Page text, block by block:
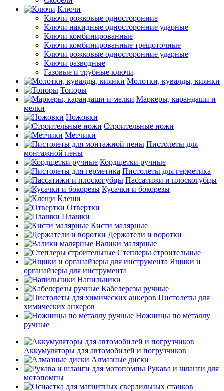
Ключи
Ключи рожковые односторонние
Ключи накидные односторонние ударные
Ключи комбинированные
Ключи комбинированные трещоточные
Ключи рожковые односторонние ударные
Ключи разводные
Газовые и трубные ключи
Молотки, кувалды, киянки
Топоры
Маркеры, карандаши и
мелки
Ножовки
Строительные ножи
Метчики
Пистолеты для
монтажной пены
Кордщетки ручные
Пистолеты для герметика
Пассатижи и плоскогубцы
Кусачки и бокорезы
Клещи
Отвертки
Плашки
Кисти малярные
Держатели и воротки
Валики малярные
Степлеры строительные
Ящики и
органайзеры для инструмента
Напильники
Кабелерезы ручные
Пистолеты для
химических анкеров
Ножницы по металлу
ручные
Аккумуляторы для автомобилей и погрузчиков
Алмазные диски
Рукава и шланги для
мотопомпы